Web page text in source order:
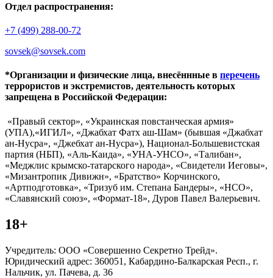
Отдел распространения:
+7 (499) 288-00-72
sovsek@sovsek.com
*Организации и физические лица, внесённные в перечень
террористов и экстремистов, деятельность которых
запрещена в Российской Федерации:
«Правый сектор», «Украинская повстанческая армия»
(УПА),«ИГИЛ», «Джабхат Фатх аш-Шам» (бывшая «Джабхат
ан-Нусра», «Джебхат ан-Нусра»), Национал-Большевистская
партия (НБП), «Аль-Каида», «УНА-УНСО», «Талибан»,
«Меджлис крымско-татарского народа», «Свидетели Иеговы»,
«Мизантропик Дивижн», «Братство» Корчинского,
«Артподготовка», «Тризуб им. Степана Бандеры», «НСО»,
«Славянский союз», «Формат-18», Дуров Павел Валерьевич.
18+
Учредитель: ООО «Совершенно Секретно Трейд».
Юридический адрес: 360051, Кабардино-Балкарская Респ., г.
Нальчик, ул. Пачева, д. 36